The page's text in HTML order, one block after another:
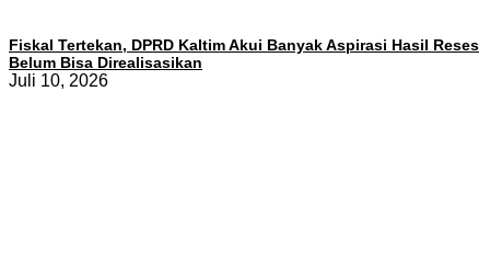
Fiskal Tertekan, DPRD Kaltim Akui Banyak Aspirasi Hasil Reses
Belum Bisa Direalisasikan
Juli 10, 2026